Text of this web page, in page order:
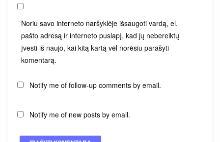
Noriu savo interneto naršyklėje išsaugoti vardą, el.
pašto adresą ir interneto puslapį, kad jų nebereiktų
įvesti iš naujo, kai kitą kartą vėl norėsiu parašyti
komentarą.
Notify me of follow-up comments by email.
Notify me of new posts by email.